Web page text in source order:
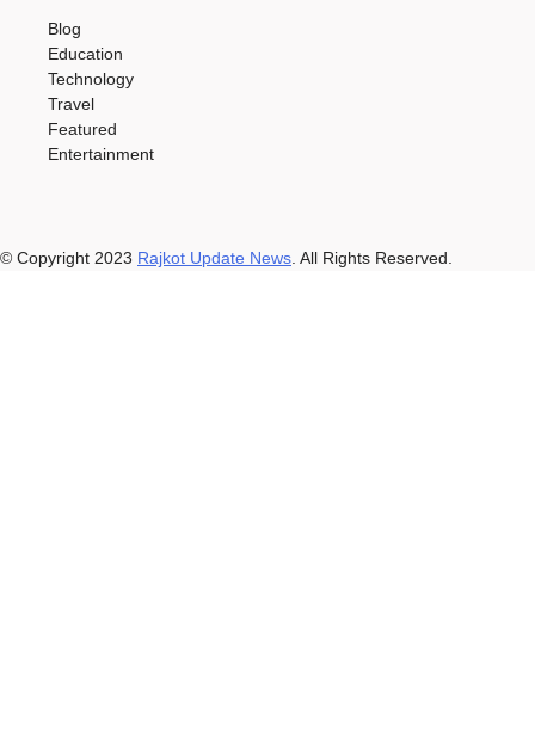
Blog
Education
Technology
Travel
Featured
Entertainment
© Copyright 2023 Rajkot Update News . All Rights Reserved.